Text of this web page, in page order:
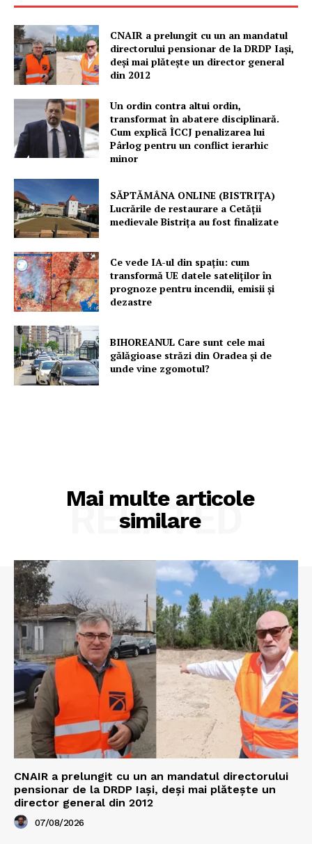
Un proiect
PRESShub
Despre noi / Echipa
Proiecte editoriale
Rețea
Contact
CNAIR a prelungit cu un an mandatul
directorului pensionar de la DRDP Iași,
deși mai plătește un director general
din 2012
Un ordin contra altui ordin,
transformat în abatere disciplinară.
Cum explică ÎCCJ penalizarea lui
Pârlog pentru un conflict ierarhic
minor
SĂPTĂMÂNA ONLINE (BISTRIȚA)
Lucrările de restaurare a Cetăţii
medievale Bistriţa au fost finalizate
Ce vede IA-ul din spațiu: cum
transformă UE datele sateliților în
prognoze pentru incendii, emisii și
dezastre
BIHOREANUL Care sunt cele mai
gălăgioase străzi din Oradea și de
unde vine zgomotul?
Mai multe articole
similare
RELATED
CNAIR a prelungit cu un an mandatul directorului
pensionar de la DRDP Iași, deși mai plătește un
director general din 2012
07/08/2026